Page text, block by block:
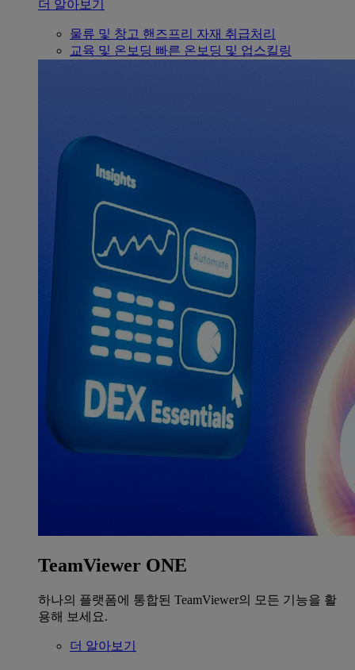
더 알아보기
물류 및 창고 핸즈프리 자재 취급처리
교육 및 온보딩 빠른 온보딩 및 업스킬링
TeamViewer ONE
하나의 플랫폼에 통합된 TeamViewer의 모든 기능을 활
용해 보세요.
더 알아보기